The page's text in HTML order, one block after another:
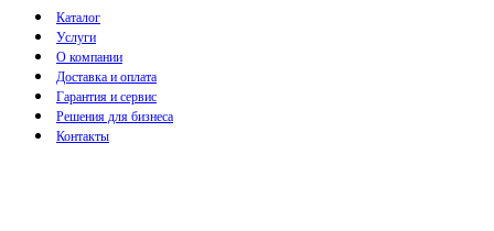
Каталог
Услуги
О компании
Доставка и оплата
Гарантия и сервис
Решения для бизнеса
Контакты